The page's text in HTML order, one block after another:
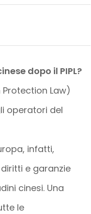
dopo il PIPL?
Protection Law)
operatori del
infatti,
e garanzie
cinesi. Una
le